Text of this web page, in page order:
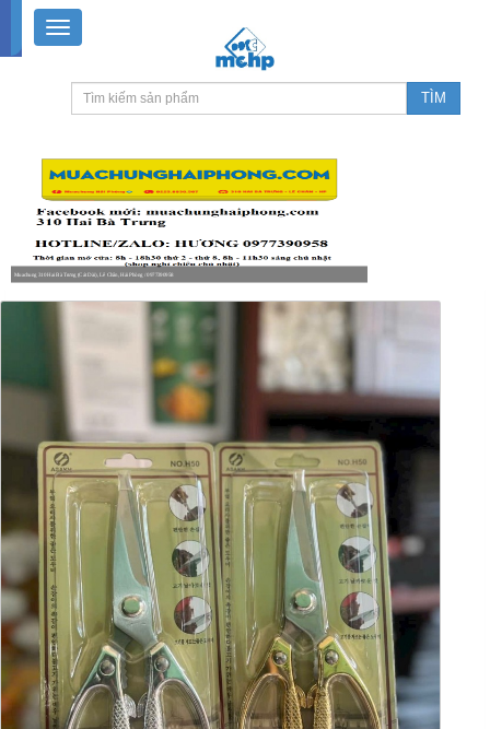
Muachung 310 Hai Bà Trưng (Cát Dài), Lê Chân, Hải Phòng / 0977390958